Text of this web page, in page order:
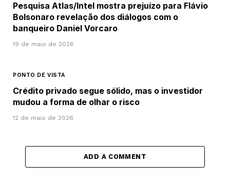
Pesquisa Atlas/Intel mostra prejuízo para Flávio
Bolsonaro revelação dos diálogos com o
banqueiro Daniel Vorcaro
19 de maio de 2026
PONTO DE VISTA
Crédito privado segue sólido, mas o investidor
mudou a forma de olhar o risco
12 de maio de 2026
ADD A COMMENT